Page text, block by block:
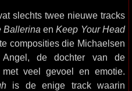
slechts twee nieuwe tracks
Ballerina enKeep Your Head
composities die Michaelsen
de dochter van de
veel gevoel en emotie.
is de enige track waarin